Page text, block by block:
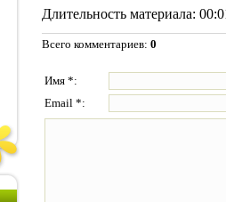
Длительность материала:
Всего комментариев: 0
Имя *:
Email *: